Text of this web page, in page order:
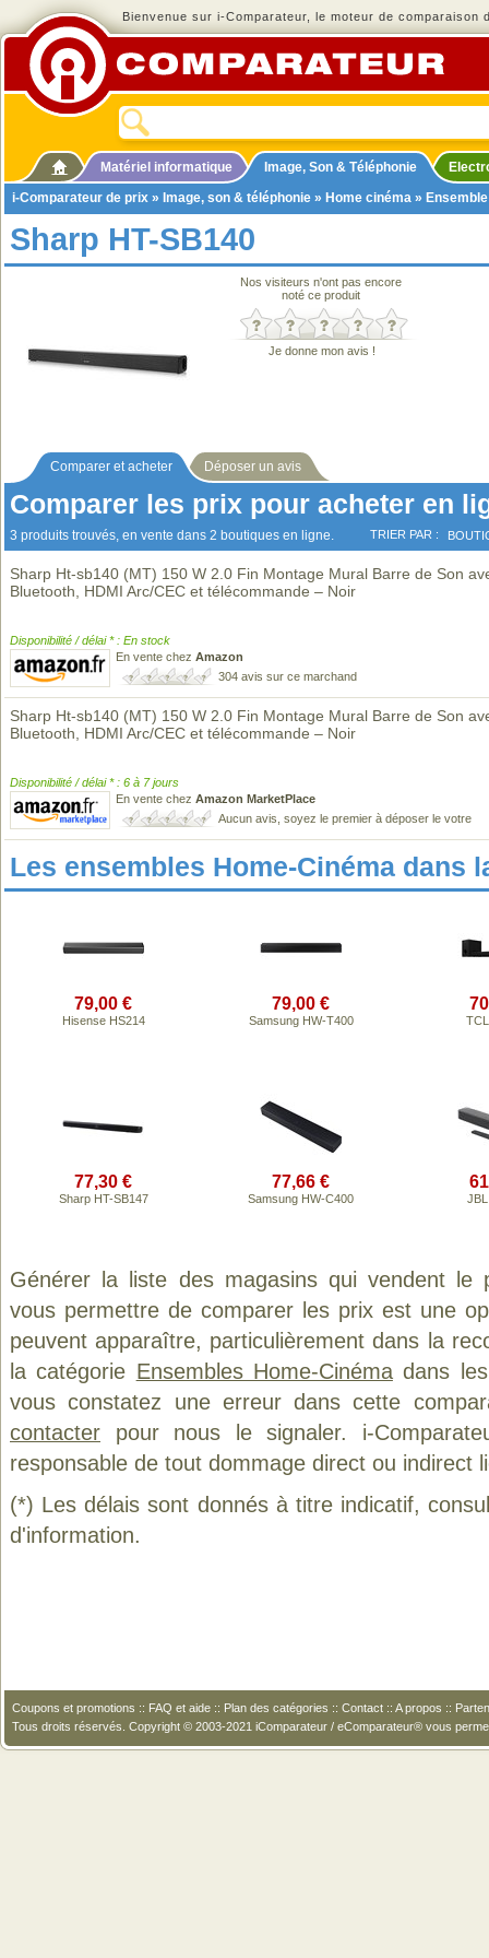
Bienvenue sur i-Comparateur, le moteur de comparaison
Matériel informatique Image, Son & Téléphonie
i-Comparateur de prix » Image, son & téléphonie » Home cinéma »
Sharp HT-SB140
Nos visiteurs n'ont pas encore
noté ce produit
Je donne mon avis !
Comparer et acheter Déposer un avis
Comparer les prix pour acheter en
3 produits trouvés, en vente dans 2 boutiques en ligne. TRIER PAR :
Sharp Ht-sb140 (MT) 150 W 2.0 Fin Montage Mural Barre de Son
Bluetooth, HDMI Arc/CEC et télécommande – Noir
Disponibilité / délai * : En stock
En vente chez Amazon
304 avis sur ce marchand
Sharp Ht-sb140 (MT) 150 W 2.0 Fin Montage Mural Barre de Son
Bluetooth, HDMI Arc/CEC et télécommande – Noir
Disponibilité / délai * : 6 à 7 jours
En vente chez Amazon MarketPlace
Aucun avis, soyez le premier à déposer le votre
Les ensembles Home-Cinéma dans
79,00 €
Hisense HS214
79,00 €
Samsung HW-T400
77,30 €
Sharp HT-SB147
77,66 €
Samsung HW-C400
Générer la liste des magasins qui vendent le
vous permettre de comparer les prix est une
peuvent apparaître, particulièrement dans la
la catégorie Ensembles Home-Cinémadans les
vous constatez une erreur dans cette
contacter pour nous le signaler. i-
responsable de tout dommage direct ou indirect
(*) Les délais sont donnés à titre indicatif,
d'information.
Coupons et promotions :: FAQ et aide :: Plan des catégories :: Contact :: A propos ::
Tous droits réservés. Copyright © 2003-2021 iComparateur / eComparateur® vous